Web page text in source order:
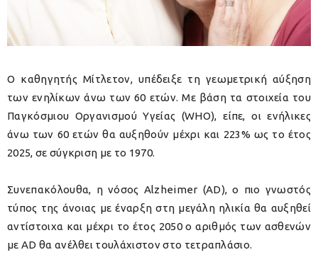
Ο καθηγητής Μίτλετον, υπέδειξε τη γεωμετρική αύξηση
των ενηλίκων άνω των 60 ετών. Με βάση τα στοιχεία του
Παγκόσμιου Οργανισμού Υγείας (WHO), είπε, οι ενήλικες
άνω των 60 ετών θα αυξηθούν μέχρι και 223% ως το έτος
2025, σε σύγκριση με το 1970.
Συνεπακόλουθα, η νόσος Alzheimer (AD), ο πιο γνωστός
τύπος της άνοιας με έναρξη στη μεγάλη ηλικία θα αυξηθεί
αντίστοιχα και μέχρι το έτος 2050 ο αριθμός των ασθενών
με AD θα ανέλθει τουλάχιστον στο τετραπλάσιο.